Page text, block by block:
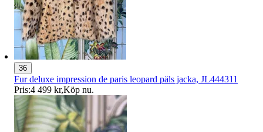
36
Fur deluxe impression de paris leopard päls jacka, JL444311
Pris:4 499 kr,Köp nu.